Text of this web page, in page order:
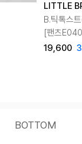
LITTLE
B.틱톡스
[팬츠
19,600
BOTTOM